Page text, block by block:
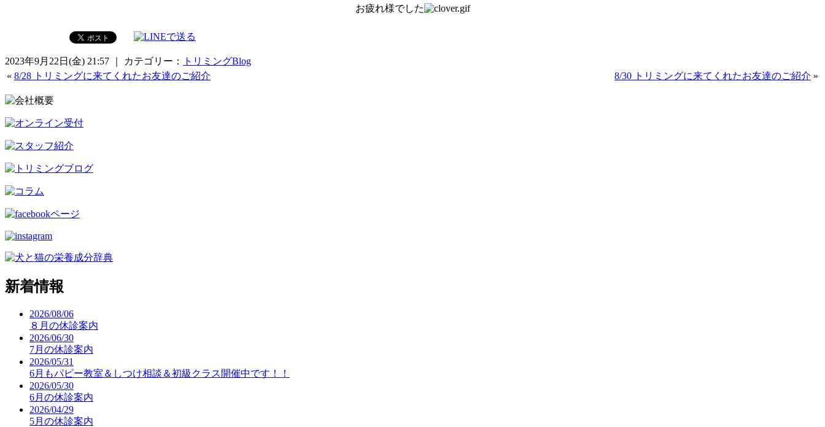
お疲れ様でした
2023年9月22日(金) 21:57 ｜ カテゴリー：
トリミングBlog
« 8/28 トリミングに来てくれたお友達のご紹介 8/30 トリミングに来てくれたお友達のご紹介 »
新着情報
2026/08/06
８月の休診案内
2026/06/30
7月の休診案内
2026/05/31
6月もパピー教室＆しつけ相談＆初級クラス開催中です！！
2026/05/30
6月の休診案内
2026/04/29
5月の休診案内